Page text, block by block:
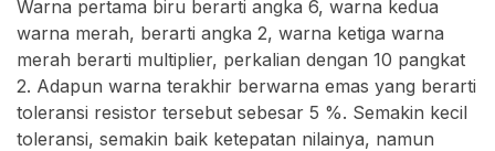
Warna pertama biru berarti angka 6, warna kedua
warna merah, berarti angka 2, warna ketiga warna
merah berarti multiplier, perkalian dengan 10 pangkat
2. Adapun warna terakhir berwarna emas yang berarti
toleransi resistor tersebut sebesar 5 %. Semakin kecil
toleransi, semakin baik ketepatan nilainya, namun